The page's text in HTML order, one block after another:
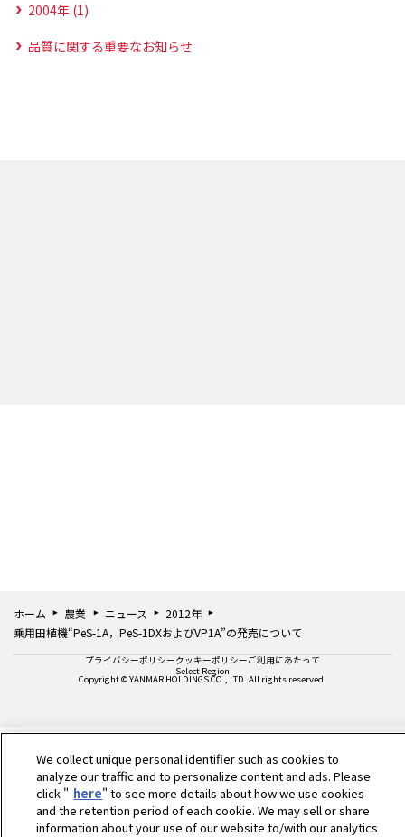
2004年 (1)
品質に関する重要なお知らせ
ホーム 農業 ニュース
2012年
乗用田植機“PeS-1A，PeS-1DXおよびVP1A”の発売について
Copyright © YANMAR HOLDINGS CO., LTD. All rights reserved.
プライバシーポリシークッキーポリシーご利用にあたって
Select Region
We collect unique personal identifier such as cookies to
analyze our traffic and to personalize content and ads. Please
click " here" to see more details about how we use cookies
and the retention period of each cookie. We may sell or share
information about your use of our website to/with our analytics